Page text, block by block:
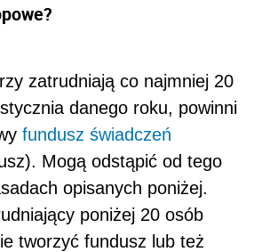
zatrudniają co najmniej 20
danego roku, powinni
fundusz świadczeń
Mogą odstąpić od tego
opisanych poniżej.
poniżej 20 osób
tworzyć fundusz lub też